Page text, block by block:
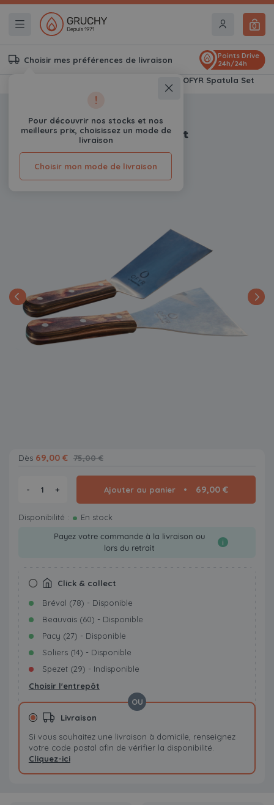
0
Choisir mes préférences de livraison
!
Pour découvrir nos stocks et nos
meilleurs prix, choisissez un mode de
livraison
Choisir mon mode de livraison
Points Drive
24h/24h
OFYR Spatula Set
OFYR Spatula Set
0Avis
Dès 69,00 € 75,00 €
- + Ajouter au panier 69,00 €
Disponibilité :
En stock
Payez votre commande à la livraison ou
lors du retrait
i
Click & collect
Bréval (78) - Disponible
Beauvais (60) - Disponible
Pacy (27) - Disponible
Soliers (14) - Disponible
Spezet (29) - Indisponible
Choisir l'entrepôt
OU
Livraison
Si vous souhaitez une livraison à domicile, renseignez
votre code postal afin de vérifier la disponibilité.
Cliquez-ici